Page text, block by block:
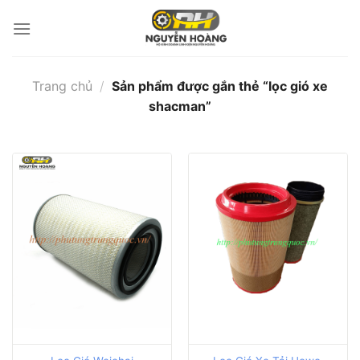
qua
Trang chủ / Sản phẩm được gắn thẻ “lọc gió xe
shacman”